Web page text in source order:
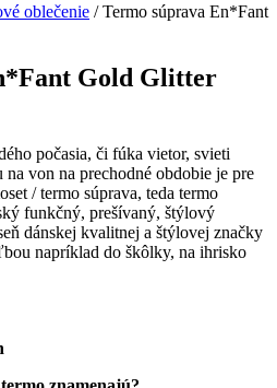
oblečenie / Termo súprava En*Fant
Gold Glitter
počasia, či fúka vietor, svieti
von na prechodné obdobie je pre
/ termo súprava, teda termo
funkčný, prešívaný, štýlový
dánskej kvalitnej a štýlovej značky
napríklad do škôlky, na ihrisko